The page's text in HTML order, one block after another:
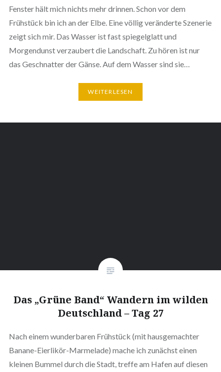
Fenster hält mich nichts mehr drinnen. Schon vor dem
Frühstück bin ich an der Elbe. Eine völlig veränderte Szenerie
zeigt sich mir. Das Wasser ist fast spiegelglatt und
Morgendunst verzaubert die Landschaft. Zu hören ist nur
das Geschnatter der Gänse. Auf dem Wasser sind sie…
WEITERLESEN
Das „Grüne Band“ Wandern im wilden
Deutschland – Tag 27
Nach einem wunderbaren Frühstück (mit hausgemachter
Banane-Eierlikör-Marmelade) mache ich zunächst einen
kleinen Bummel durch die Stadt, treffe am Hafen auf diesen